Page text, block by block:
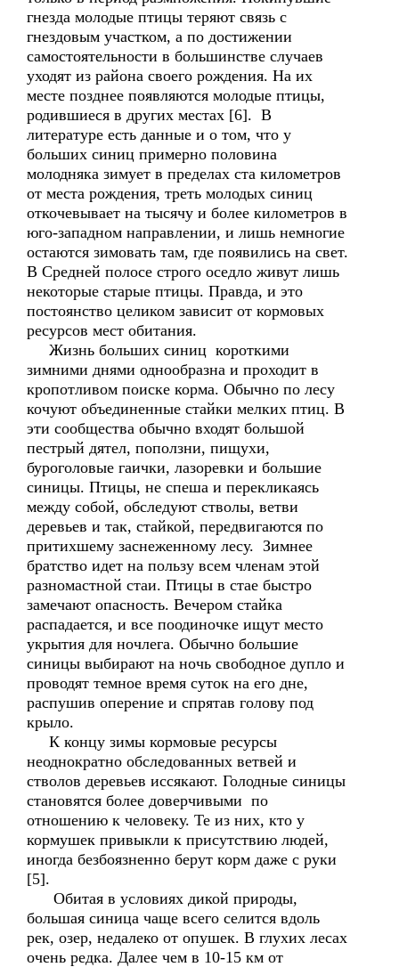
гнезда молодые птицы теряют связь с
гнездовым участком, а по достижении
самостоятельности в большинстве случаев
уходят из района своего рождения. На их
месте позднее появляются молодые птицы,
родившиеся в других местах [6]. В
литературе есть данные и о том, что у
больших синиц примерно половина
молодняка зимует в пределах ста километров
от места рождения, треть молодых синиц
откочевывает на тысячу и более километров в
юго-западном направлении, и лишь немногие
остаются зимовать там, где появились на свет.
В Средней полосе строго оседло живут лишь
некоторые старые птицы. Правда, и это
постоянство целиком зависит от кормовых
ресурсов мест обитания.
Жизнь больших синиц короткими
зимними днями однообразна и проходит в
кропотливом поиске корма. Обычно по лесу
кочуют объединенные стайки мелких птиц. В
эти сообщества обычно входят большой
пестрый дятел, поползни, пищухи,
буроголовые гаички, лазоревки и большие
синицы. Птицы, не спеша и перекликаясь
между собой, обследуют стволы, ветви
деревьев и так, стайкой, передвигаются по
притихшему заснеженному лесу. Зимнее
братство идет на пользу всем членам этой
разномастной стаи. Птицы в стае быстро
замечают опасность. Вечером стайка
распадается, и все поодиночке ищут место
укрытия для ночлега. Обычно большие
синицы выбирают на ночь свободное дупло и
проводят темное время суток на его дне,
распушив оперение и спрятав голову под
крыло.
К концу зимы кормовые ресурсы
неоднократно обследованных ветвей и
стволов деревьев иссякают. Голодные синицы
становятся более доверчивыми по
отношению к человеку. Те из них, кто у
кормушек привыкли к присутствию людей,
иногда безбоязненно берут корм даже с руки
[5].
Обитая в условиях дикой природы,
большая синица чаще всего селится вдоль
рек, озер, недалеко от опушек. В глухих лесах
очень редка. Далее чем в 10-15 км от